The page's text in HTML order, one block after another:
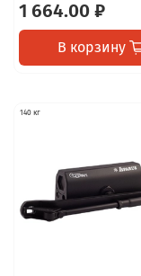
1 664.00 ₽
В корзину
140 кг